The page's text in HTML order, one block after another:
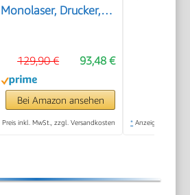
Monolaser, Drucker,
drucken, Auto-
On/Auto-Off-
Technologie
93,48 €
129,90 €
Bei Amazon ansehen
Preis inkl. MwSt., zzgl. Versandkosten * Anzeige